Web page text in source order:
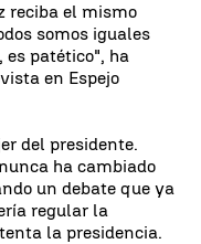
reciba el mismo
somos iguales
es patético", ha
en Espejo
del presidente.
ha cambiado
un debate que ya
regular la
la presidencia.